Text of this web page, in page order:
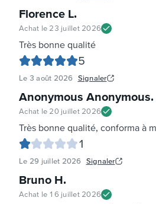
Florence L.
Achat le 23 juillet 2026
Très bonne qualité
5
Le 3 août 2026 Signaler
Anonymous Anonymous.
Achat le 20 juillet 2026
Très bonne qualité, conforma à
1
Le 29 juillet 2026 Signaler
Bruno H.
Achat le 16 juillet 2026